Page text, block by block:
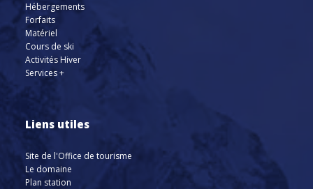
Hébergements
Forfaits
Matériel
Cours de ski
Activités Hiver
Services +
Liens utiles
Site de l'Office de tourisme
Le domaine
Plan station